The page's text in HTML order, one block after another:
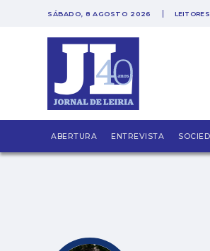
SÁBADO, 8 AGOSTO 2026 LEITORES
ABERTURA ENTREVISTA
MAIS VISTAS Casal
MAIS VISTAS Faleceu
MAIS VISTAS Em Angola há
Frumolde
MAIS VISTAS CeX abre no